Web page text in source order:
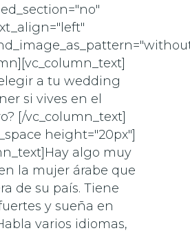
a tu wedding
si vives en el
[/vc_column_text]
height="20px"]
algo muy
la mujer árabe que
de su país. Tiene
y sueña en
varios idiomas,